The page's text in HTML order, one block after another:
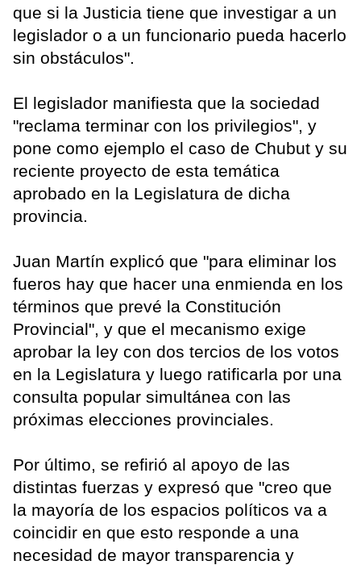
que si la Justicia tiene que investigar a un
legislador o a un funcionario pueda hacerlo
sin obstáculos".
El legislador manifiesta que la sociedad
"reclama terminar con los privilegios", y
pone como ejemplo el caso de Chubut y su
reciente proyecto de esta temática
aprobado en la Legislatura de dicha
provincia.
Juan Martín explicó que "para eliminar los
fueros hay que hacer una enmienda en los
términos que prevé la Constitución
Provincial", y que el mecanismo exige
aprobar la ley con dos tercios de los votos
en la Legislatura y luego ratificarla por una
consulta popular simultánea con las
próximas elecciones provinciales.
Por último, se refirió al apoyo de las
distintas fuerzas y expresó que "creo que
la mayoría de los espacios políticos va a
coincidir en que esto responde a una
necesidad de mayor transparencia y